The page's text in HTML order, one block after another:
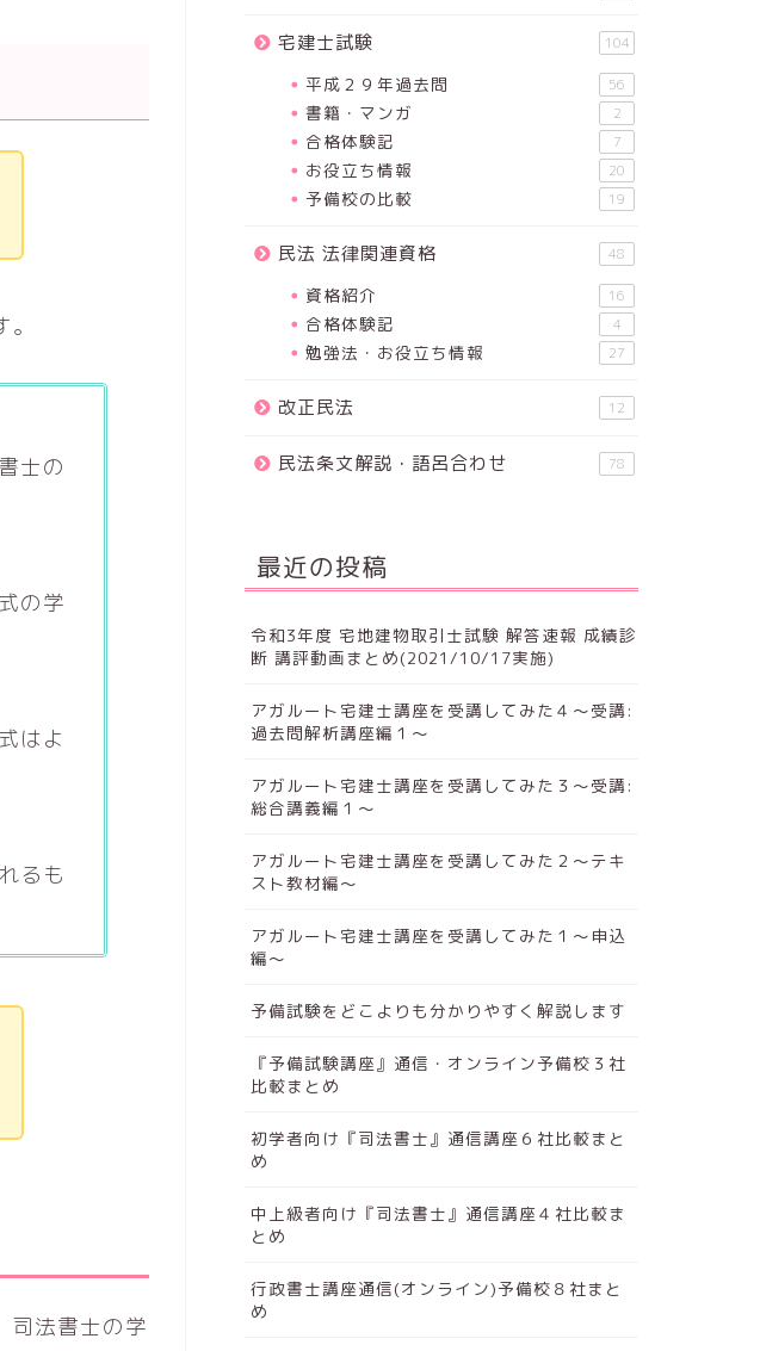
士の
の学
はよ
るも
司法書士の学
宅建士試験 104
平成２９年過去問 56
書籍・マンガ 2
合格体験記 7
お役立ち情報 20
予備校の比較 19
民法 法律関連資格 48
資格紹介 16
合格体験記 4
勉強法・お役立ち情報 27
改正民法 12
民法条文解説・語呂合わせ 78
最近の投稿
令和3年度 宅地建物取引士試験 解答速報 成績診
断 講評動画まとめ(2021/10/17実施)
アガルート宅建士講座を受講してみた４～受講:
過去問解析講座編１～
アガルート宅建士講座を受講してみた３～受講:
総合講義編１～
アガルート宅建士講座を受講してみた２～テキ
スト教材編～
アガルート宅建士講座を受講してみた１～申込
編～
予備試験をどこよりも分かりやすく解説します
『予備試験講座』通信・オンライン予備校３社
比較まとめ
初学者向け『司法書士』通信講座６社比較まと
め
中上級者向け『司法書士』通信講座４社比較ま
とめ
行政書士講座通信(オンライン)予備校８社まと
め